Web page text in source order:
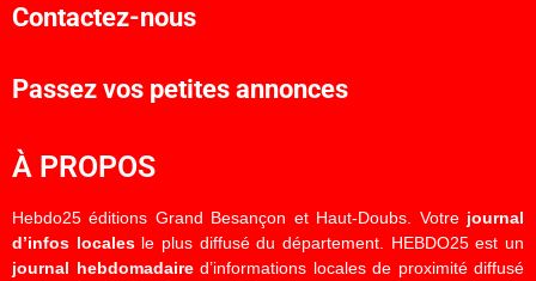
Contactez-nous
Passez vos petites annonces
À PROPOS
Hebdo25 éditions Grand Besançon et Haut-Doubs. Votre journal
d’infos localesle plus diffusé du département. HEBDO25 est un
journal hebdomadaired’informations locales de proximité diffusé